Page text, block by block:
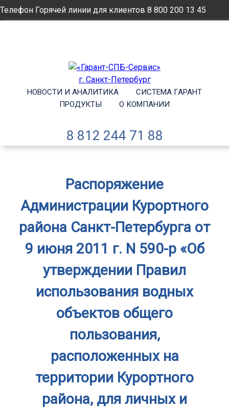
Телефон Горячей линии для клиентов 8 800 200 13 45
НОВОСТИ И АНАЛИТИКА
СИСТЕМА ГАРАНТ
ПРОДУКТЫ
О КОМПАНИИ
8 812 244 71 88
Распоряжение
Администрации Курортного
района Санкт-Петербурга от
9 июня 2011 г. N 590-р «Об
утверждении Правил
использования водных
объектов общего
пользования,
расположенных на
территории Курортного
района, для личных и